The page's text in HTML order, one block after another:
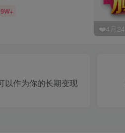
以作为你的长期变现